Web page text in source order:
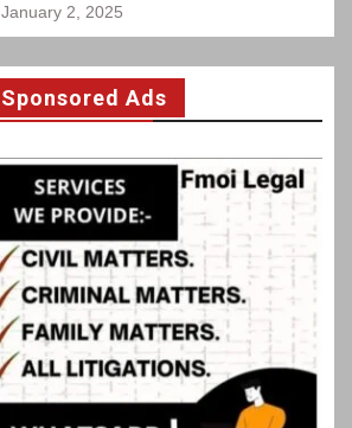
January 2, 2025
Sponsored Ads